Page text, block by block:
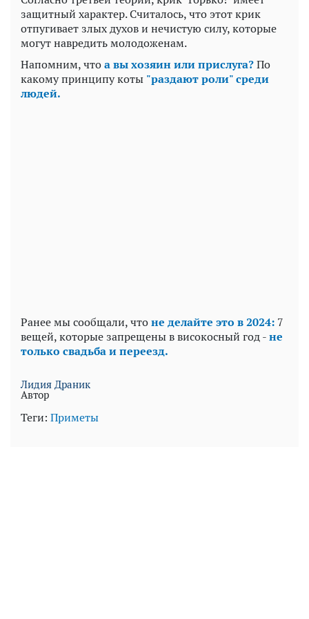
защитный характер. Считалось, что этот крик
отпугивает злых духов и нечистую силу, которые
могут навредить молодоженам.
Напомним, чтоа вы хозяин или прислуга?По
какому принципу коты "раздают роли" среди
людей.
Ранее мы сообщали, чтоне делайте это в 2024: 7
вещей, которые запрещены в високосный год -не
только свадьба и переезд.
Лидия Драник
Автор
Теги: Приметы